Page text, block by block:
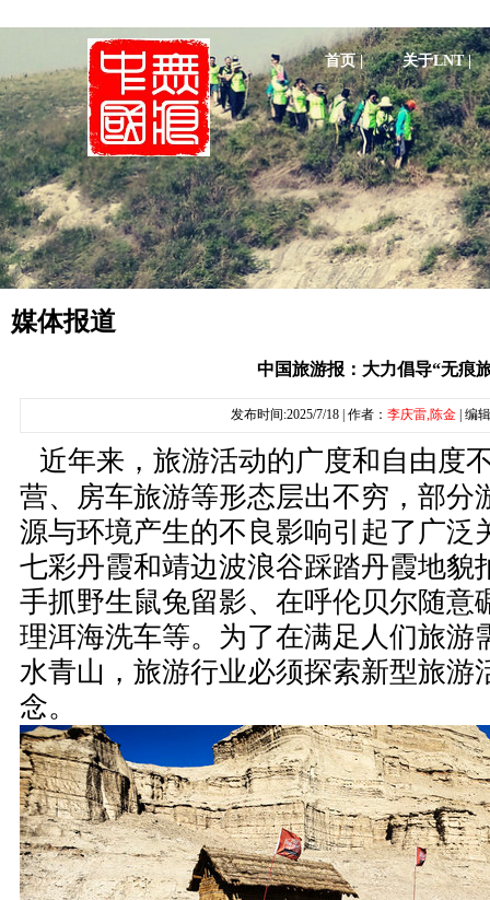
首页 | 关于LNT |
媒体报道
中国旅游报：大力倡导“无痕
发布时间:2025/7/18 | 作者： 李庆雷,陈金| 编
近年来，旅游活动的广度和自由度
营、房车旅游等形态层出不穷，部分
源与环境产生的不良影响引起了广泛
七彩丹霞和靖边波浪谷踩踏丹霞地貌
手抓野生鼠兔留影、在呼伦贝尔随意
理洱海洗车等。为了在满足人们旅游
水青山，旅游行业必须探索新型旅游
念。